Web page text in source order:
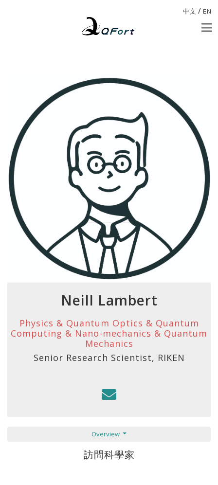
中文 / EN
Neill Lambert
Physics & Quantum Optics & Quantum
Computing & Nano-mechanics & Quantum
Mechanics
Senior Research Scientist, RIKEN
Overview
訪問科學家